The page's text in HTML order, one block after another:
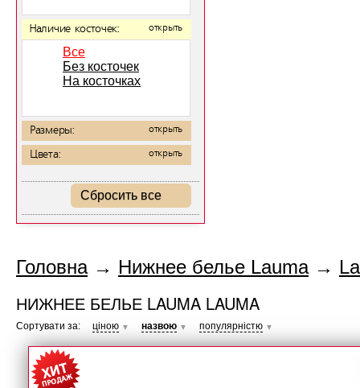
Наличие косточек: открыть
Все
Без косточек
На косточках
Размеры: открыть
Цвета: открыть
Сбросить все
Головна→ Нижнее белье Lauma→
НИЖНЕЕ БЕЛЬЕ LAUMA LAUMA
Сортувати за: ціною ▼ назвою ▼ популярністю ▼